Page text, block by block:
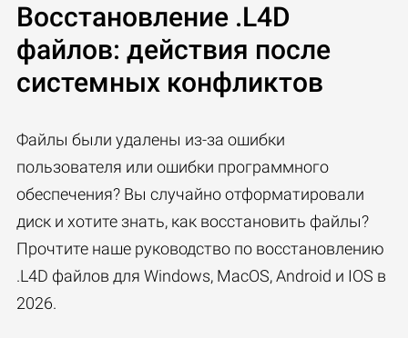
Восстановление .L4D
файлов: действия после
системных конфликтов
Файлы были удалены из-за ошибки
пользователя или ошибки программного
обеспечения? Вы случайно отформатировали
диск и хотите знать, как восстановить файлы?
Прочтите наше руководство по восстановлению
.L4D файлов для Windows, MacOS, Android и IOS в
2026.